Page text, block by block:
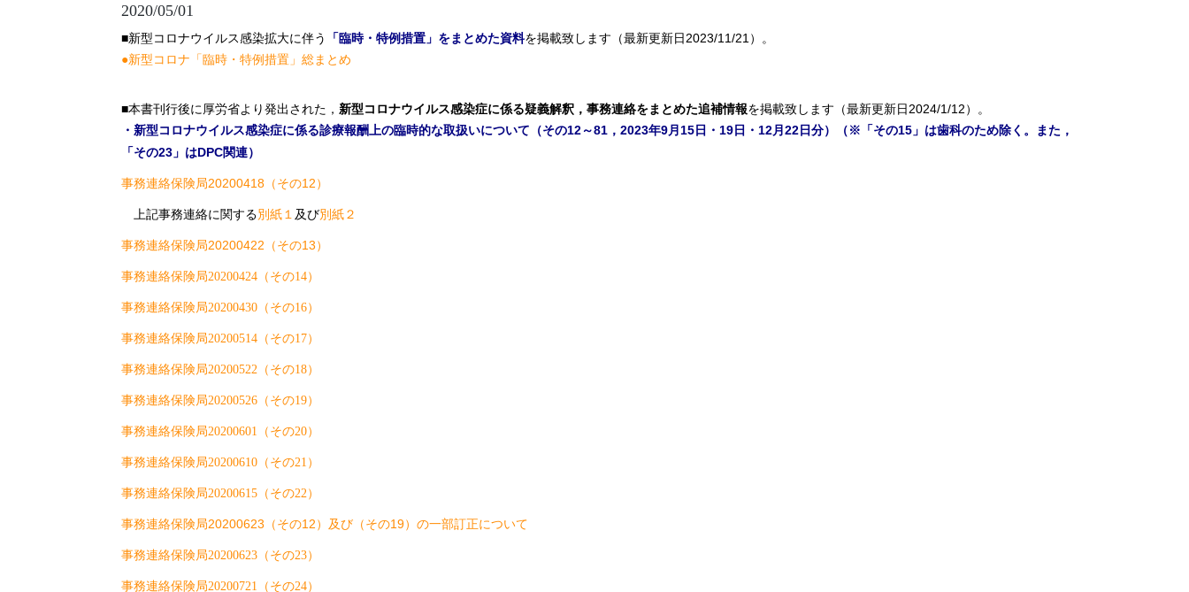
2020/05/01
■新型コロナウイルス感染拡大に伴う 「臨時・特例措置」をまとめた資料を掲載致します（最新更新日2023/11/21）。
●新型コロナ「臨時・特例措置」総まとめ
■本書刊行後に厚労省より発出された， 新型コロナウイルス感染症に係る疑義解釈，事務連絡をまとめた追補情報を掲載致します（最新更新日2024/1/12）。
・新型コロナウイルス感染症に係る診療報酬上の臨時的な取扱いについて（その12～81，2023年9月15日・19日・12月22日分）（※「その15」は歯科のため除く。また，
「その23」はDPC関連）
事務連絡保険局20200418（その12）
上記事務連絡に関する別紙１ 及び別紙２
事務連絡保険局20200422（その13）
事務連絡保険局20200424（その14）
事務連絡保険局20200430（その16）
事務連絡保険局20200514（その17）
事務連絡保険局20200522（その18）
事務連絡保険局20200526（その19）
事務連絡保険局20200601（その20）
事務連絡保険局20200610（その21）
事務連絡保険局20200615（その22）
事務連絡保険局20200623（その12）及び（その19）の一部訂正について
事務連絡保険局20200623（その23）
事務連絡保険局20200721（その24）